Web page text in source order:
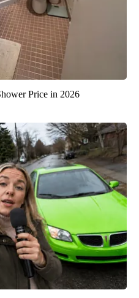
Price in 2026